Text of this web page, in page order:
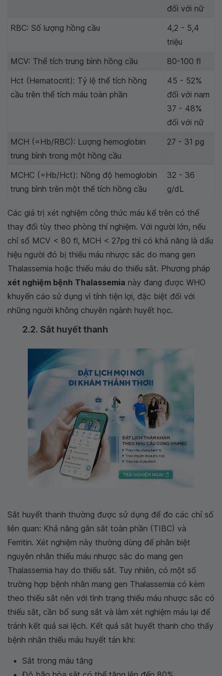
đối với nữ
RBC: Số lượng hồng cầu
4,2 - 5,4
triệu
MCV: Thể tích trung bình hồng cầu
80-100 fl
Hct (Hematocrit): Tỷ lệ thể tích hồng
cầu trên thể tích máu toàn phần
45 - 52%
đối với nam
37 - 48%
đối với nữ
MCH (=Hb/RBC): Lượng hemoglobin
trung bình trong một hồng cầu
27 - 31 pg
MCHC (=Hb/Hct): Nồng độ hemoglobin
trung bình trên một thể tích hồng cầu
32 - 36
g/dL
Các giá trị xét nghiệm công thức máu kể trên có thể
thay đổi tùy theo phòng thí nghiệm. Với người lớn, nếu
chỉ số MCV < 80 fl, MCH < 27pg thì có khả năng là dấu
hiệu người đó bị thiếu máu nhược sắc do mang gen
Thalassemia hoặc thiếu máu do thiếu sắt. Phương pháp
xét nghiệm bệnh Thalassemia này đang được WHO
khuyến cáo sử dụng vì tính tiện lợi, đặc biệt đối với
những người không chuyên ngành huyết học.
2.2. Sắt huyết thanh
Sắt huyết thanh thường được sử dụng để đo các chỉ số
liên quan: Khả năng gắn sắt toàn phần (TIBC) và
Ferritin. Xét nghiệm này thường dùng để phân biệt
nguyên nhân thiếu máu nhược sắc do mang gen
Thalassemia hay do thiếu sắt. Tuy nhiên, có một số
trường hợp bệnh nhân mang gen Thalassemia có kèm
theo thiếu sắt nên với tình trạng thiếu máu nhược sắc có
thiếu sắt, cần bổ sung sắt và làm xét nghiệm máu lại để
tránh kết quả sai lệch. Kết quả sắt huyết thanh cho thấy
bệnh nhân thiếu máu huyết tán khi:
Sắt trong máu tăng